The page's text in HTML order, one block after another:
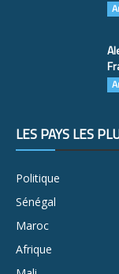
LES PAYS LES
Politique
Sénégal
Maroc
Afrique